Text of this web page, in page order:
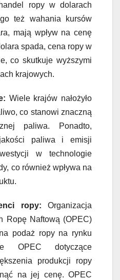
ropy w dolarach
też wahania kursów
mają wpływ na cenę
spada, cena ropy w
co skutkuje wyższymi
krajowych.
Wiele krajów nałożyło
co stanowi znaczną
paliwa. Ponadto,
paliwa i emisji
w technologie
co również wpływa na
ropy: Organizacja
Ropę Naftową (OPEC)
podaż ropy na rynku
OPEC dotyczące
produkcji ropy
na jej cenę. OPEC